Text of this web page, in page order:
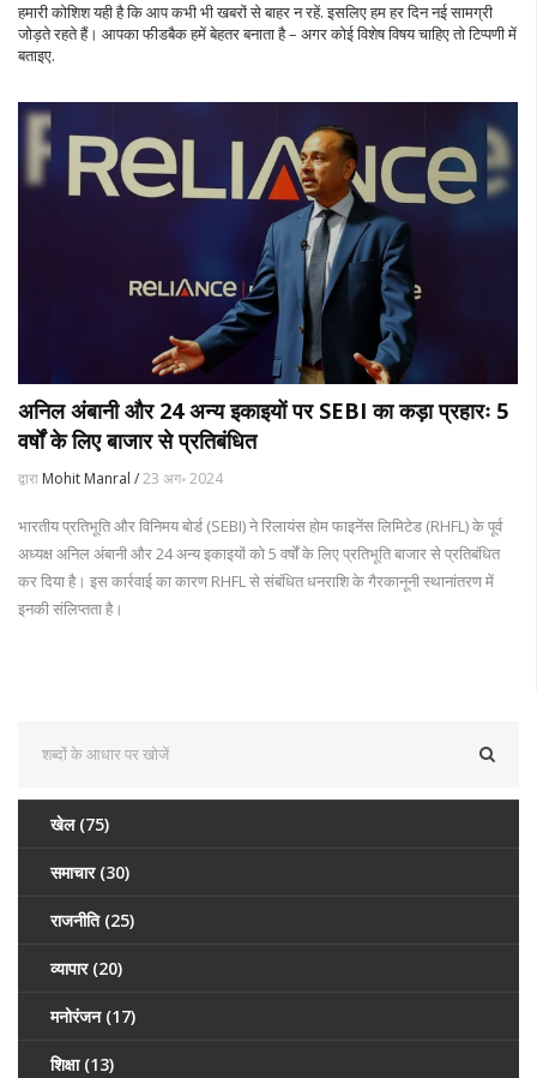
हमारी कोशिश यही है कि आप कभी भी खबरों से बाहर न रहें. इसलिए हम हर दिन नई सामग्री
जोड़ते रहते हैं। आपका फीडबैक हमें बेहतर बनाता है – अगर कोई विशेष विषय चाहिए तो टिप्पणी में
बताइए.
अनिल अंबानी और 24 अन्य इकाइयों पर SEBI का कड़ा प्रहारः 5
वर्षों के लिए बाजार से प्रतिबंधित
द्वारा Mohit Manral /23 अग॰ 2024
भारतीय प्रतिभूति और विनिमय बोर्ड (SEBI) ने रिलायंस होम फाइनेंस लिमिटेड (RHFL) के पूर्व
अध्यक्ष अनिल अंबानी और 24 अन्य इकाइयों को 5 वर्षों के लिए प्रतिभूति बाजार से प्रतिबंधित
कर दिया है। इस कार्रवाई का कारण RHFL से संबंधित धनराशि के गैरकानूनी स्थानांतरण में
इनकी संलिप्तता है।
खेल (75)
समाचार (30)
राजनीति (25)
व्यापार (20)
मनोरंजन (17)
शिक्षा (13)